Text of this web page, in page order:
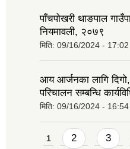
पाँचपोखरी थाङपाल
नियमावली, २०७९
मिति: 09/16/2024 - 17:02
आय आर्जनका लागि
परिचालन सम्बन्धि
मिति: 09/16/2024 - 16:54
Pages
1 2 3